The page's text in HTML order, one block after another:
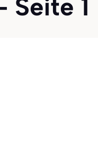
1